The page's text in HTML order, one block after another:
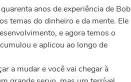
anos de experiência de Bob
temas do dinheiro e da mente. Ele
e agora temos o
e aplicou ao longo de
a mudar e você vai chegar à